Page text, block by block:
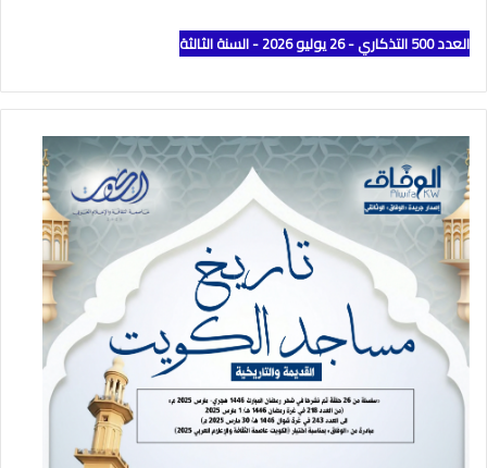
العدد 500 التذكاري - 26 يوليو 2026 - السنة الثالثة